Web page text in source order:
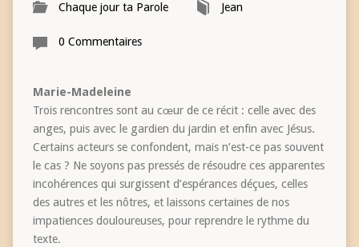
Chaque jour ta Parole Jean
0 Commentaires
Marie-Madeleine
Trois rencontres sont au cœur de ce récit : celle avec des
anges, puis avec le gardien du jardin et enfin avec Jésus.
Certains acteurs se confondent, mais n’est-ce pas souvent
le cas ? Ne soyons pas pressés de résoudre ces apparentes
incohérences qui surgissent d’espérances déçues, celles
des autres et les nôtres, et laissons certaines de nos
impatiences douloureuses, pour reprendre le rythme du
texte.